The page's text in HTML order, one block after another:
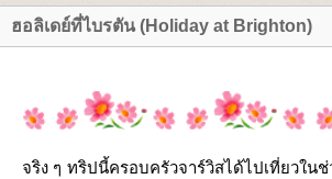
ฮอลิเดย์ที่ไบรตัน (Holiday at Brighton)
จริง ๆ ทริปนี้ครอบครัวจาร์วิสได้ไปเที่ยวในช่